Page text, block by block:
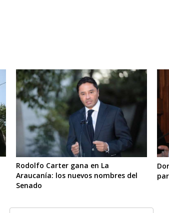
Rodolfo Carter gana en La
Araucanía: los nuevos nombres del
Senado